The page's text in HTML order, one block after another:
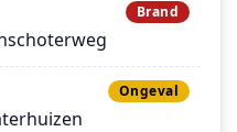
Brand
Ongeval